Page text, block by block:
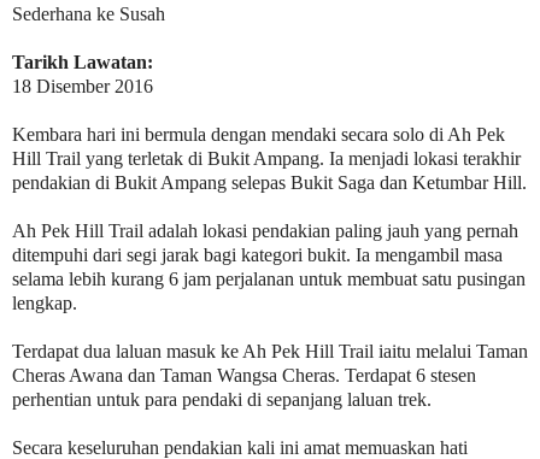
Sederhana ke Susah
Tarikh Lawatan:
18 Disember 2016
Kembara hari ini bermula dengan mendaki secara solo di Ah Pek
Hill Trail yang terletak di Bukit Ampang. Ia menjadi lokasi terakhir
pendakian di Bukit Ampang selepas Bukit Saga dan Ketumbar Hill.
Ah Pek Hill Trail adalah lokasi pendakian paling jauh yang pernah
ditempuhi dari segi jarak bagi kategori bukit. Ia mengambil masa
selama lebih kurang 6 jam perjalanan untuk membuat satu pusingan
lengkap.
Terdapat dua laluan masuk ke Ah Pek Hill Trail iaitu melalui Taman
Cheras Awana dan Taman Wangsa Cheras. Terdapat 6 stesen
perhentian untuk para pendaki di sepanjang laluan trek.
Secara keseluruhan pendakian kali ini amat memuaskan hati